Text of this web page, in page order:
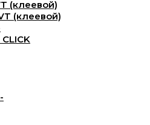
(клеевой)
(клеевой)
CLICK
-